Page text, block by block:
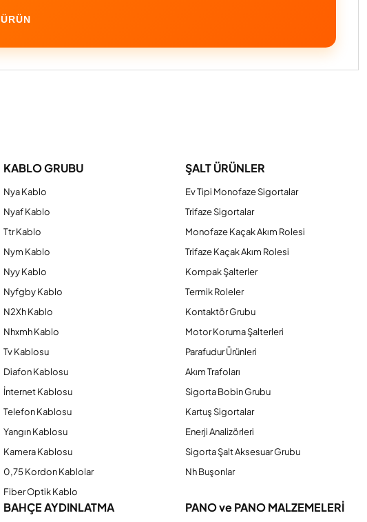
KABLO GRUBU
Nya Kablo
Nyaf Kablo
Ttr Kablo
Nym Kablo
Nyy Kablo
Nyfgby Kablo
N2Xh Kablo
Nhxmh Kablo
Tv Kablosu
Diafon Kablosu
İnternet Kablosu
Telefon Kablosu
Yangın Kablosu
Kamera Kablosu
0,75 Kordon Kablolar
Fiber Optik Kablo
ŞALT ÜRÜNLER
Ev Tipi Monofaze Sigortalar
Trifaze Sigortalar
Monofaze Kaçak Akım Rolesi
Trifaze Kaçak Akım Rolesi
Kompak Şalterler
Termik Roleler
Kontaktör Grubu
Motor Koruma Şalterleri
Parafudur Ürünleri
Akım Trafoları
Sigorta Bobin Grubu
Kartuş Sigortalar
Enerji Analizörleri
Sigorta Şalt Aksesuar Grubu
Nh Buşonlar
BAHÇE AYDINLATMA PANO ve PANO MALZEMELERİ